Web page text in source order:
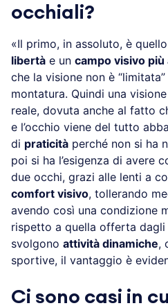
occhiali?
«Il primo, in assoluto, è
libertà e un campo visivo più
che la visione non è
montatura. Quindi una
reale, dovuta anche al fatto
e l’occhio viene del tutto
di praticità perché non si ha
poi si ha l’esigenza di avere
due occhi, grazi alle lenti a
comfort visivo, tollerando
avendo così una condizione
rispetto a quella offerta dagli
svolgono attività dinamiche,
sportive, il vantaggio è
Ci sono casi in